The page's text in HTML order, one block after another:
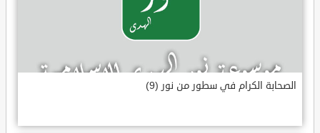
الصحابة الكرام في سطور من نور (9)